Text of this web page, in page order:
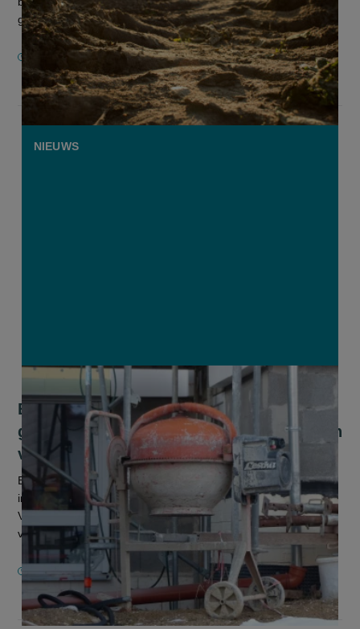
groen licht. Daarmee komt er...
24 OKTOBER 2025
Europees onderzoek kaart
grootschalige verharding aan: “We gaan
van groen naar grijs”
Europa gaat van groen naar grijs. Dat is de conclusie van een
internationaal onderzoek naar open ruimte in Europa.
Verhoudingsgewijs is Nederland veruit de grootste verharder
van Europa. Op...
7 OKTOBER 2025
NIEUWS